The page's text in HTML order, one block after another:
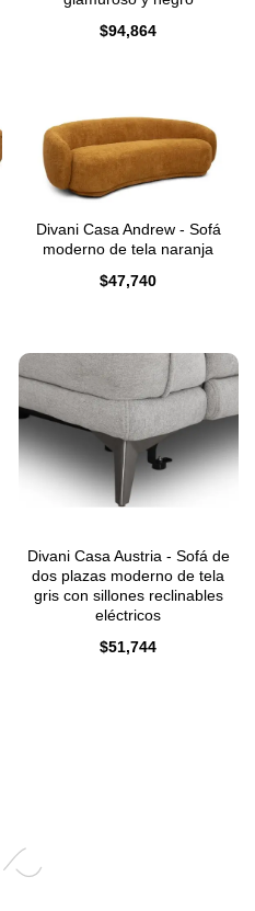
$94,864
Divani Casa Andrew - Sofá
moderno de tela naranja
$47,740
Divani Casa Austria - Sofá de
dos plazas moderno de tela
gris con sillones reclinables
eléctricos
$51,744